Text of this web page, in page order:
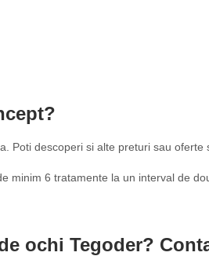
Poti descoperi si alte preturi sau
6 tratamente la un interval de
ochi Tegoder?